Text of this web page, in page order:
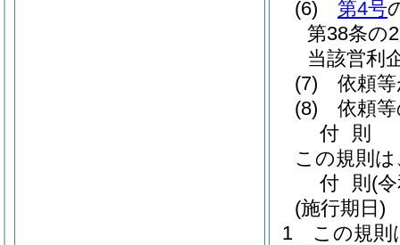
(6)
第4号
第38条の
当該営利
(7)
依頼
(8)
依頼
付 則
この規則
付 則 (
(施行期日)
1
この規則